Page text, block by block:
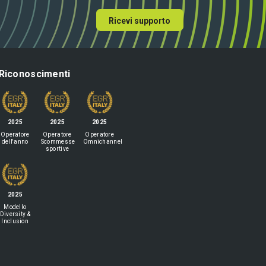
Ricevi supporto
Riconoscimenti
2025
Operatore
dell'anno
2025
Operatore
Scommesse
sportive
2025
Operatore
Omnichannel
2025
Modello
Diversity &
Inclusion